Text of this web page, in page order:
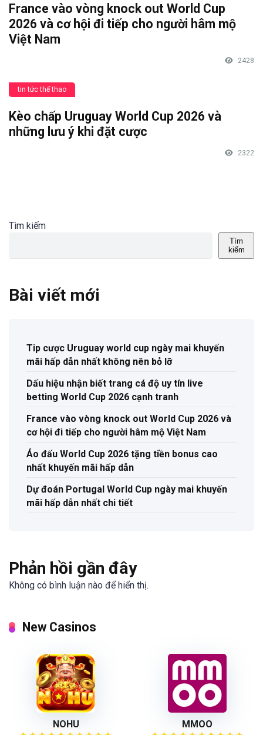
France vào vòng knock out World Cup
2026 và cơ hội đi tiếp cho người hâm mộ
Việt Nam
2428
tin tức thể thao
Kèo chấp Uruguay World Cup 2026 và
những lưu ý khi đặt cược
2322
Tìm kiếm
Tìm
kiếm
Bài viết mới
Tip cược Uruguay world cup ngày mai khuyến
mãi hấp dẫn nhất không nên bỏ lỡ
Dấu hiệu nhận biết trang cá độ uy tín live
betting World Cup 2026 cạnh tranh
France vào vòng knock out World Cup 2026 và
cơ hội đi tiếp cho người hâm mộ Việt Nam
Áo đấu World Cup 2026 tặng tiền bonus cao
nhất khuyến mãi hấp dẫn
Dự đoán Portugal World Cup ngày mai khuyến
mãi hấp dẫn nhất chi tiết
Phản hồi gần đây
Không có bình luận nào để hiển thị.
New Casinos
NOHU MMOO